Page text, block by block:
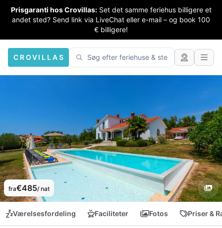
Prisgaranti hos Crovillas: Set det samme feriehus billigere et
andet sted? Send link via LiveChat eller e-mail – og book 100
€ billigere!
CROVILLAS
fra€485/ nat
Værelsesfordeling Faciliteter Fotos Priser &